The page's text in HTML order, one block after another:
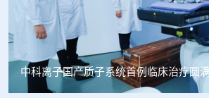
中科离子国产质子系统首例临床治疗圆